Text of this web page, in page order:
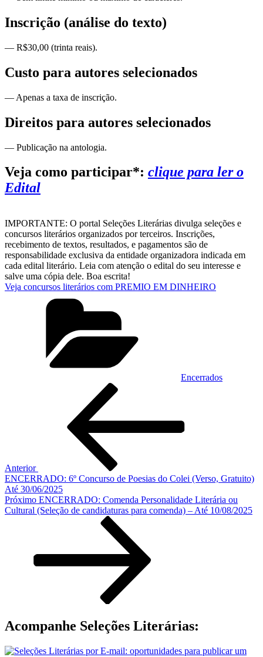
Inscrição (análise do texto)
— R$30,00 (trinta reais).
Custo para autores selecionados
— Apenas a taxa de inscrição.
Direitos para autores selecionados
— Publicação na antologia.
Veja como participar*: clique para ler o
Edital
IMPORTANTE: O portal Seleções Literárias divulga seleções e
concursos literários organizados por terceiros. Inscrições,
recebimento de textos, resultados, e pagamentos são de
responsabilidade exclusiva da entidade organizadora indicada em
cada edital literário. Leia com atenção o edital do seu interesse e
salve uma cópia dele. Boa escrita!
Veja concursos literários com PREMIO EM DINHEIRO
Encerrados
Anterior
ENCERRADO: 6º Concurso de Poesias do Colei (Verso, Gratuito)
Até 30/06/2025
Próximo
post
Próximo ENCERRADO: Comenda Personalidade Literária ou
Cultural (Seleção de candidaturas para comenda) – Até 10/08/2025
Acompanhe Seleções Literárias: